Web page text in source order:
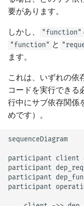
要があります。
しかし、 "function"
"function" と
ます。
これは、いずれの依
コードを実行できる
行中にサブ依存関係
めです）。
sequenceDiagram
participant client
participant dep_req
participant
participant